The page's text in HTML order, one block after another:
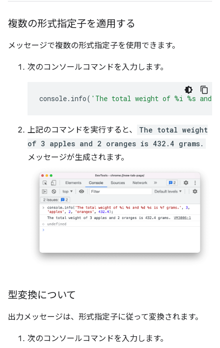
複数の形式指定子を適用する
メッセージで複数の形式指定子を使用できます。
次のコンソールコマンドを入力します。
console. info( 'The total weight of %i %s and
上記のコマンドを実行すると、
The total weight
of 3 apples and 2 oranges is 432.4 grams.
メッセージが生成されます。
型変換について
出力メッセージは、形式指定子に従って変換されます。
次のコンソールコマンドを入力します。